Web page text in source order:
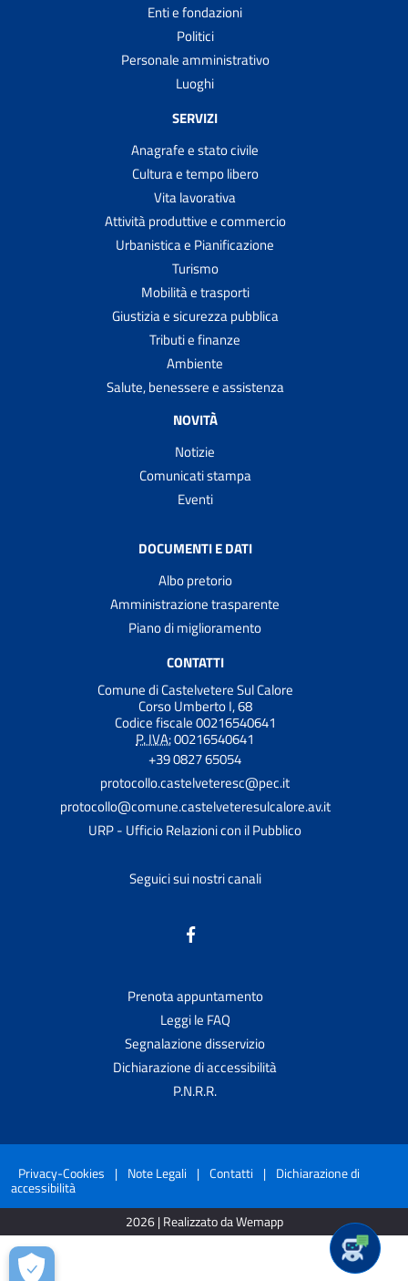
Enti e fondazioni
Politici
Personale amministrativo
Luoghi
SERVIZI
Anagrafe e stato civile
Cultura e tempo libero
Vita lavorativa
Attività produttive e commercio
Urbanistica e Pianificazione
Turismo
Mobilità e trasporti
Giustizia e sicurezza pubblica
Tributi e finanze
Ambiente
Salute, benessere e assistenza
NOVITÀ
Notizie
Comunicati stampa
Eventi
DOCUMENTI E DATI
Albo pretorio
Amministrazione trasparente
Piano di miglioramento
CONTATTI
Comune di Castelvetere Sul Calore
Corso Umberto I, 68
Codice fiscale 00216540641
P. IVA:00216540641
+39 0827 65054
protocollo.castelveteresc@pec.it
protocollo@comune.castelveteresulcalore.av.it
URP - Ufficio Relazioni con il Pubblico
Seguici sui nostri canali
Prenota appuntamento
Leggi le FAQ
Segnalazione disservizio
Dichiarazione di accessibilità
P.N.R.R.
Privacy-Cookies | Note Legali | Contatti | Dichiarazione di
accessibilità
2026 | Realizzato da Wemapp